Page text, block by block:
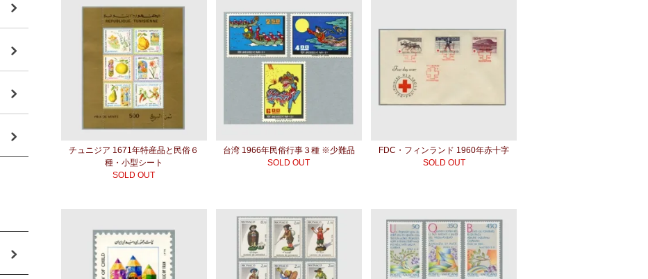
チュニジア 1671年特産品と民俗６
種・小型シート
SOLD OUT
台湾 1966年民俗行事３種 ※少難品
SOLD OUT
FDC・フィンランド 1960年赤十字
SOLD OUT